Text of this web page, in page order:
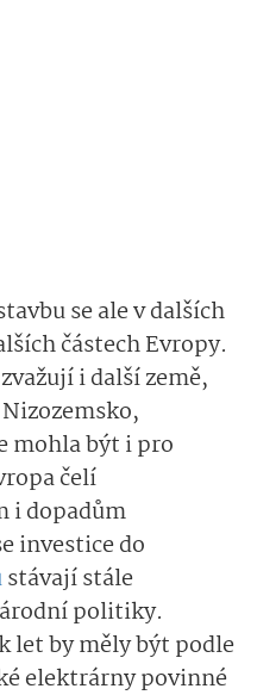
se ale v dalších
částech Evropy.
i další země,
mohla být i pro
čelí
i dopadům
investice do
stávají stále
politiky.
let by měly být podle
elektrárny povinné